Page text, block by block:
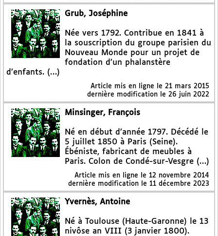
Grub, Joséphine
Née vers 1792. Contribue en 1841 à
la souscription du groupe parisien du
Nouveau Monde pour un projet de
fondation d’un phalanstère
d’enfants. (…)
Article mis en ligne le 21 mars 2015
dernière modification le 26 juin 2022
Minsinger, François
Né en début d’année 1797. Décédé le
5 juillet 1850 à Paris (Seine).
Ébéniste, fabricant de meubles à
Paris. Colon de Condé-sur-Vesgre (…)
Article mis en ligne le 12 novembre 2014
dernière modification le 11 décembre 2023
Yvernès, Antoine
Né à Toulouse (Haute-Garonne) le 13
nivôse an VIII (3 janvier 1800).